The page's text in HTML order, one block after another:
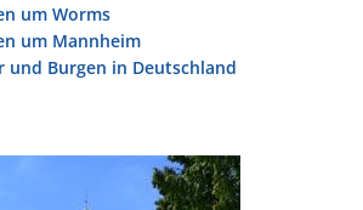
um Worms
um Mannheim
und Burgen in Deutschland